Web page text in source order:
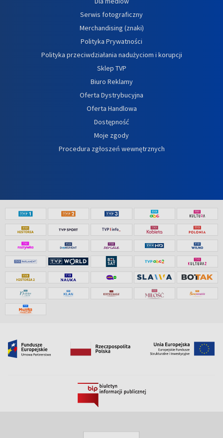
Serwis fotograficzny
Merchandising (znaki)
Polityka Prywatności
Polityka przeciwdziałania nadużyciom i korupcji
Sklep TVP
Biuro Reklamy
Oferta Dystrybucyjna
Oferta Handlowa
Dostępność
Moje zgody
Procedura zgłoszeń wewnętrznych